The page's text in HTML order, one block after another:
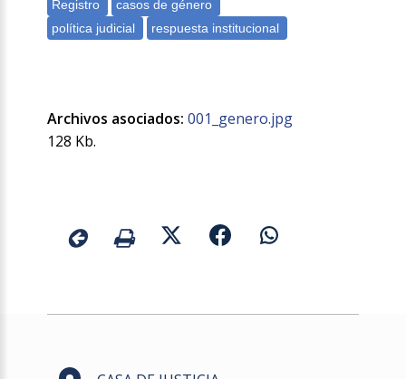
Archivos asociados: 001_genero.jpg
128 Kb.